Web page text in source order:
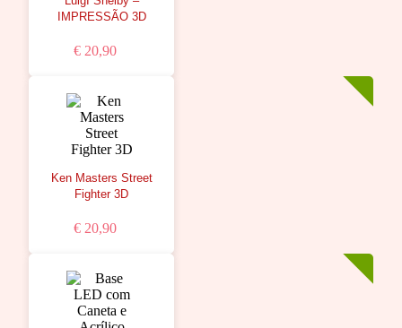
IMPRESSÃO 3D
€ 20,90
Ken Masters Street
Fighter 3D
€ 20,90